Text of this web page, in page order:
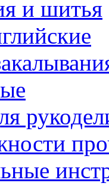
и шитья